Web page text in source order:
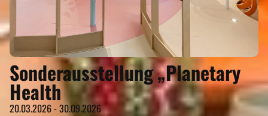
Sonderausstellung „Planetary
Health
20.03.2026 - 30.09.2026